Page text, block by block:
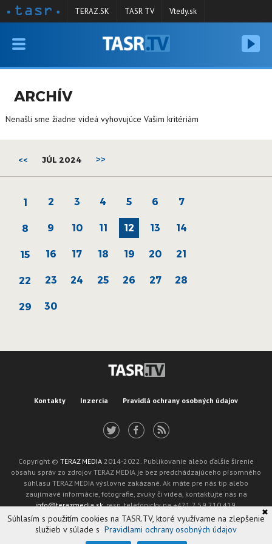
VYSIELANIE
SPRAVODAJSTVO
KONTAKT
TERAZ.SK TASR TV Vtedy.sk
ARCHÍV
Nenašli sme žiadne videá vyhovujúce Vašim kritériám
<< JÚL 2024 >>
1 2 3 4 5 6 7
8 9 10 11 12 13 14
15 16 17 18 19 20 21
22 23 24 25 26 27 28
29 30
Kontakty Inzercia Pravidlá ochrany osobných údajov
Copyright © TERAZ MEDIA 2014-2022. Publikovanie alebo ďalšie šírenie
obsahu správ zo zdrojov TERAZ MEDIA je bez predchádzajúceho písomného
súhlasu TERAZ MEDIA výslovne zakázané. Ak máte pre nás tip alebo
zaujímavé informácie, fotografie, zvuky či videá, kontaktujte nás na
info@terazmedia.sk, resp. telefonicky na +421 2 59 210 419.
Žiadosť o zverejnenie opravy v zmysle zákona o publikáciách je možné zaslať
na adresu oprava@tasr.sk.
Súhlasím s použitím cookies na TASR.TV, ktoré využívame na zlepšenie
služieb v súlade s Pravidlami ochrany osobných údajov
✖